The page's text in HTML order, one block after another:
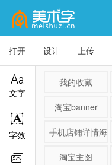
打开 设计 上传

文字

字效

我的收藏
淘宝banner
手机店铺详情海报
淘宝主图